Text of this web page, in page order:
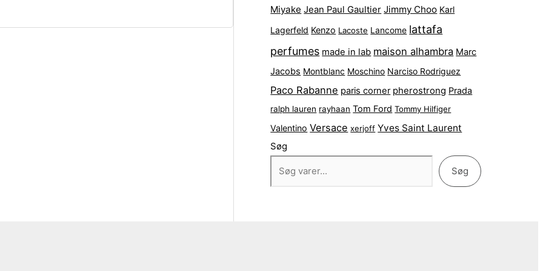
Miyake Jean Paul Gaultier Jimmy Choo Karl
Lagerfeld Kenzo Lacoste Lancome lattafa
perfumes made in lab maison alhambra Marc
Jacobs Montblanc Moschino Narciso Rodriguez
Paco Rabanne paris corner pherostrong Prada
ralph lauren rayhaan Tom Ford Tommy Hilfiger
Valentino Versace xerjoff Yves Saint Laurent
Søg
Søg